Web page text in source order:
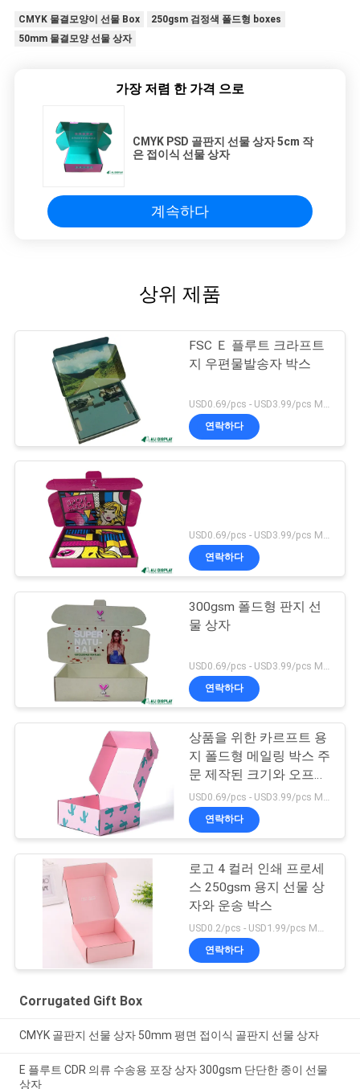
CMYK 물결모양이 선물 Box
250gsm 검정색 폴드형 boxes
50mm 물결모양 선물 상자
가장 저렴 한 가격 으로
CMYK PSD 골판지 선물 상자 5cm 작
은 접이식 선물 상자
계속하다
상위 제품
FSC Ｅ 플루트 크라프트
지 우편물발송자 박스
USD0.69/pcs - USD3.99/pcs MOQ:100 PC
연락하다
USD0.69/pcs - USD3.99/pcs MOQ:100 PC
연락하다
300gsm 폴드형 판지 선
물 상자
USD0.69/pcs - USD3.99/pcs MOQ:100 PC
연락하다
상품을 위한 카르프트 용
지 폴드형 메일링 박스 주
문 제작된 크기와 오프셋
인쇄 컬러 페이퍼
연락하다
로고 4 컬러 인쇄 프로세
스 250gsm 용지 선물 상
자와 운송 박스
연락하다
Corrugated Gift Box
CMYK 골판지 선물 상자 50mm 평면 접이식 골판지 선물 상자
E 플루트 CDR 의류 수송용 포장 상자 300gsm 단단한 종이 선물
상자